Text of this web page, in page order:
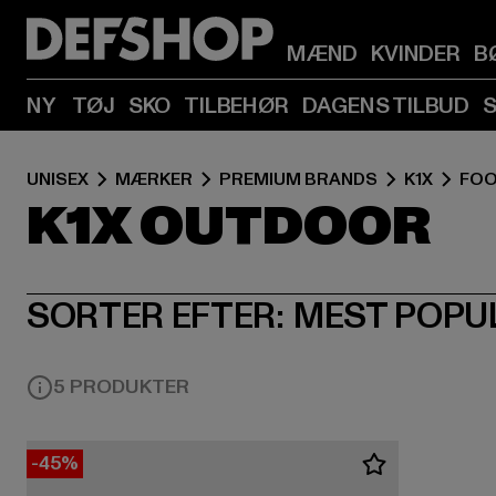
MÆND KVINDER
NY TØJ SKO TILBEHØR DAGENS TILBUD
UNISEX MÆRKER PREMIUM BRANDS K1X
K1X OUTDOOR
SORTER EFTER: MEST
5 PRODUKTER
-45%